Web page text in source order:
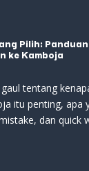
Pilih:
ke Kamboja
tentang
itu penting, apa
dan quick